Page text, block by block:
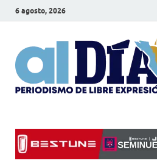
6 agosto, 2026